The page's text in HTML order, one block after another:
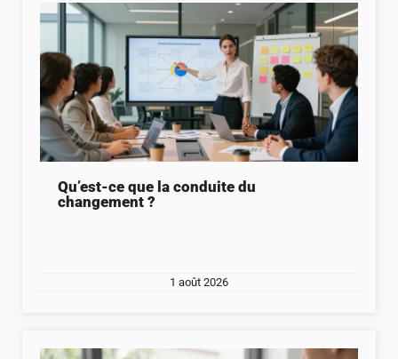
Qu’est-ce que la conduite du
changement ?
1 août 2026